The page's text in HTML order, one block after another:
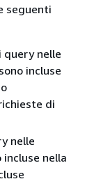
seguenti
nelle
incluse
di
nelle
nella